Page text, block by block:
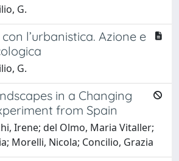
G.
l’urbanistica. Azione e
G.
in a Changing
from Spain
Irene; del Olmo, Maria Vitaller;
Morelli, Nicola; Concilio, Grazia